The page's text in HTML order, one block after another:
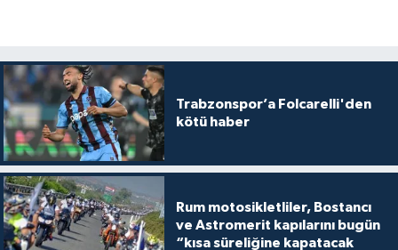
Trabzonspor’a Folcarelli'den
kötü haber
Rum motosikletliler, Bostancı
ve Astromerit kapılarını bugün
“kısa süreliğine kapatacak